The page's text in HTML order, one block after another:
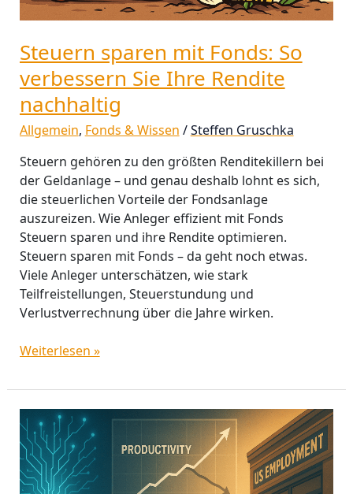
Steuern sparen mit Fonds: So
verbessern Sie Ihre Rendite
nachhaltig
Allgemein, Fonds & Wissen /Steffen Gruschka
Steuern gehören zu den größten Renditekiller­n bei
der Geldanlage – und genau deshalb lohnt es sich,
die steuerlichen Vorteile der Fondsanlage
auszureizen. Wie Anleger effizient mit Fonds
Steuern sparen und ihre Rendite optimieren.
Steuern sparen mit Fonds – da geht noch etwas.
Viele Anleger unterschätzen, wie stark
Teilfreistellungen, Steuerstundung und
Verlustverrechnung über die Jahre wirken.
Weiterlesen »
K-
Ökonomie
und
US-